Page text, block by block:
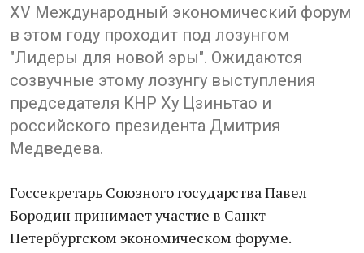
XV Международный экономический форум
в этом году проходит под лозунгом
"Лидеры для новой эры". Ожидаются
созвучные этому лозунгу выступления
председателя КНР Ху Цзиньтао и
российского президента Дмитрия
Медведева.
Госсекретарь Союзного государства Павел
Бородин принимает участие в Санкт-
Петербургском экономическом форуме.